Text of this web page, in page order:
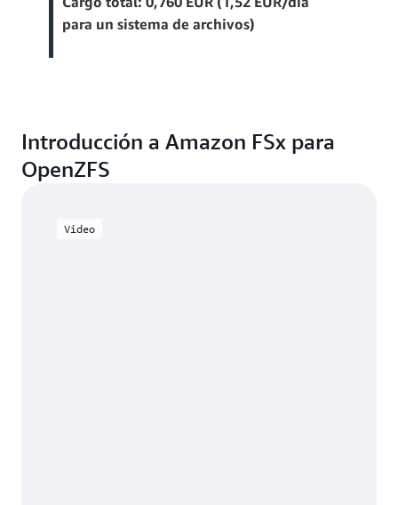
para un sistema de archivos)
Introducción a Amazon FSx para
OpenZFS
Video